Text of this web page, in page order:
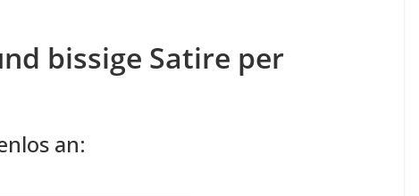
bissige Satire per
an: